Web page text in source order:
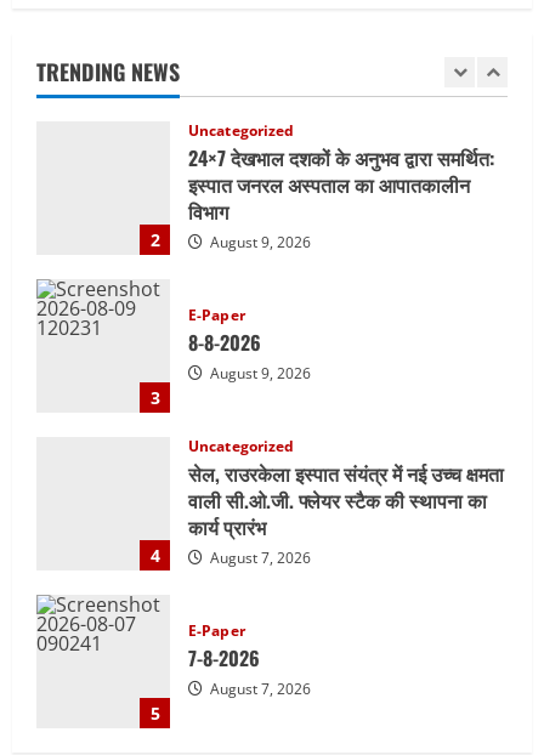
TRENDING NEWS
2
3
E-Paper
8-8-2026
August 9, 2026
4
सेल, राउरकेला इस्पात संयंत्र में नई उच्च क्षमता
वाली सी.ओ.जी. फ्लेयर स्टैक की स्थापना का
कार्य प्रारंभ
5
E-Paper
7-8-2026
August 7, 2026
1
Uncategorized
भोलेनाथ के मंदिर में विशाल भंडारे का आयोजन
August 9, 2026